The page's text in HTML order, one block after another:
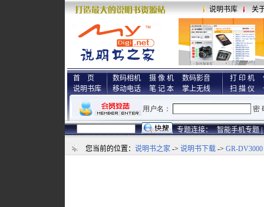
说明书库 关
首 页
说明书库
数码相机 摄 像 机
数码影音
移动电话
笔 记 本 掌上无线
打 印 机
扫 描 仪
专题连接： 智能手机专题 |
您当前的位置： 说明书之家 -> 说明书下载 -> GR-DV3000